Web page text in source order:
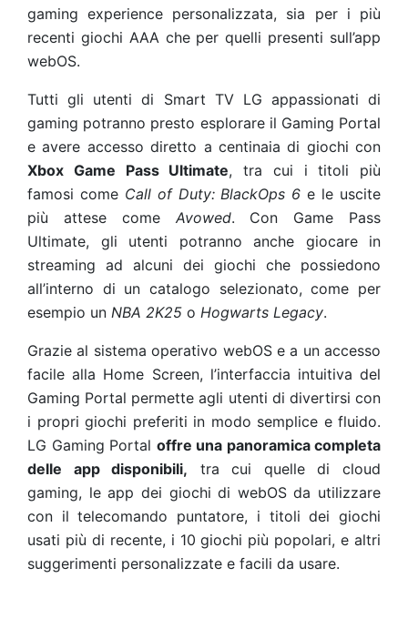
gaming experience personalizzata, sia per i più
recenti giochi AAA che per quelli presenti sull’app
webOS.
Tutti gli utenti di Smart TV LG appassionati di
gaming potranno presto esplorare il Gaming Portal
e avere accesso diretto a centinaia di giochi con
Xbox Game Pass Ultimate, tra cui i titoli più
famosi come Call of Duty: BlackOps 6 e le uscite
più attese come Avowed. Con Game Pass
Ultimate, gli utenti potranno anche giocare in
streaming ad alcuni dei giochi che possiedono
all’interno di un catalogo selezionato, come per
esempio un NBA 2K25 o Hogwarts Legacy.
Grazie al sistema operativo webOS e a un accesso
facile alla Home Screen, l’interfaccia intuitiva del
Gaming Portal permette agli utenti di divertirsi con
i propri giochi preferiti in modo semplice e fluido.
LG Gaming Portal offre una panoramica completa
delle app disponibili, tra cui quelle di cloud
gaming, le app dei giochi di webOS da utilizzare
con il telecomando puntatore, i titoli dei giochi
usati più di recente, i 10 giochi più popolari, e altri
suggerimenti personalizzate e facili da usare.